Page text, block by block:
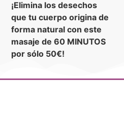
¡Elimina los desechos
que tu cuerpo origina de
forma natural con este
masaje de 60 MINUTOS
por sólo 50€!